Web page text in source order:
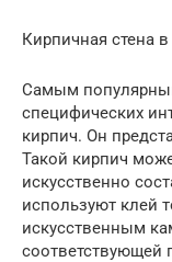
Кирпичная стена
Самым
специфических
кирпич. Он
Такой кирпич
искусственно
используют клей
искусственным
соответствующей